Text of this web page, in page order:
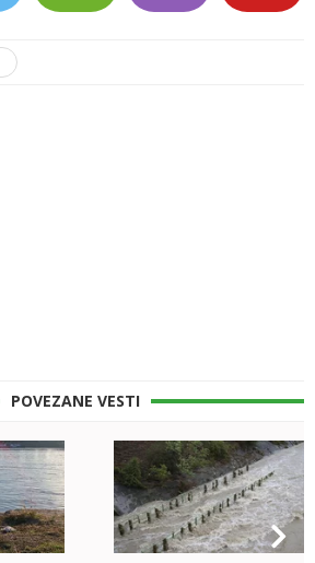
POVEZANE VESTI